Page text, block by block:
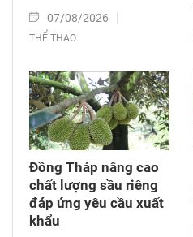
07/08/2026
THỂ THAO
Đồng Tháp nâng cao
chất lượng sầu riêng
đáp ứng yêu cầu xuất
khẩu